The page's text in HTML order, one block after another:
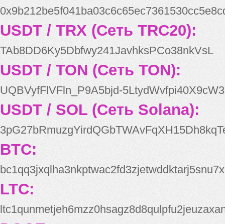
USDT / TRX (Сеть TRC20):
TAb8DD6Ky5Dbfwy241JavhksPCo38nkVsL
USDT / TON (Сеть TON):
UQBVyfFlVFln_P9A5bjd-
USDT / SOL (Сеть Solana):
BTC:
bc1qq3jxqlha3nkptwac2fd3zjetwddktarj5snu7x
LTC: